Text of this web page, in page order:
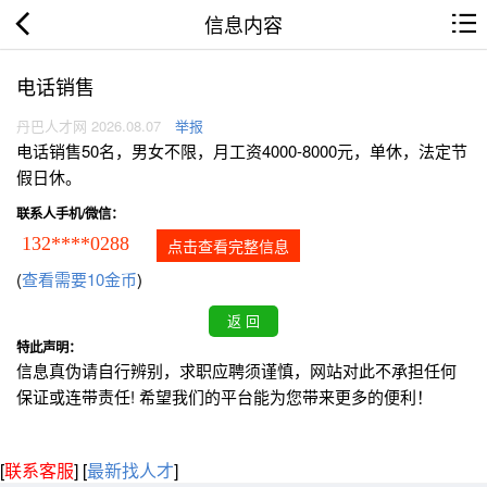
信息内容
电话销售
丹巴人才网 2026.08.07 举报
电话销售50名，男女不限，月工资4000-8000元，单休，法定节
假日休。
联系人手机/微信：
132****0288 点击查看完整信息
(查看需要10金币)
特此声明：
信息真伪请自行辨别，求职应聘须谨慎，网站对此不承担任何
保证或连带责任! 希望我们的平台能为您带来更多的便利！
[联系客服] [最新找人才]